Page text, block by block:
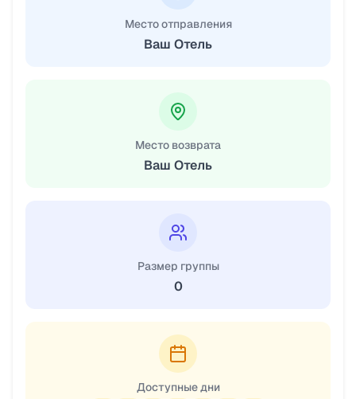
Место отправления
Ваш Отель
Место возврата
Ваш Отель
Размер группы
0
Доступные дни